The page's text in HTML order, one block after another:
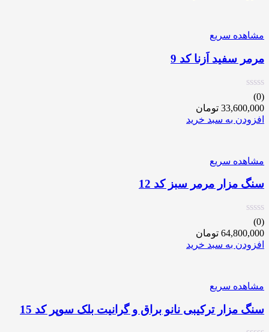
مشاهده سریع
مرمر سفید اَزنا کد 9
(0)
33,600,000 تومان
افزودن به سبد خرید
مشاهده سریع
سنگ مزار مرمر سبز کد 12
(0)
64,800,000 تومان
افزودن به سبد خرید
مشاهده سریع
سنگ مزار ترکیبی نانو براق و گرانیت بلک سوپر کد 15